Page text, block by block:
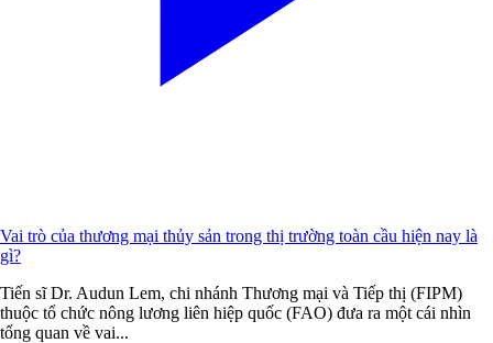
Vai trò của thương mại thủy sản trong thị trường toàn cầu hiện nay là
gì?
Tiến sĩ Dr. Audun Lem, chi nhánh Thương mại và Tiếp thị (FIPM)
thuộc tổ chức nông lương liên hiệp quốc (FAO) đưa ra một cái nhìn
tổng quan về vai...